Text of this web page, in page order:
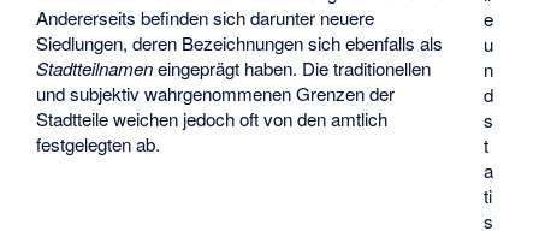
e
u
n
d
s
t
a
ti
s
Andererseits befinden sich darunter neuere
Siedlungen, deren Bezeichnungen sich ebenfalls als
Stadtteilnameneingeprägt haben. Die traditionellen
und subjektiv wahrgenommenen Grenzen der
Stadtteile weichen jedoch oft von den amtlich
festgelegten ab.